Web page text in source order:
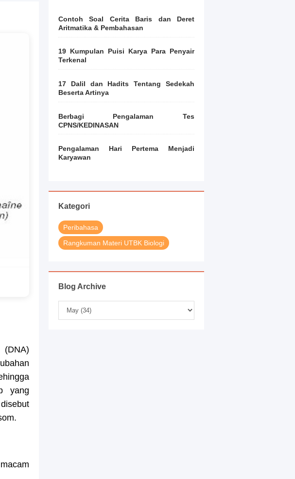
(DNA)
yang
Contoh Soal Cerita Baris dan Deret
Aritmatika & Pembahasan
19 Kumpulan Puisi Karya Para Penyair
Terkenal
17 Dalil dan Hadits Tentang Sedekah
Beserta Artinya
Berbagi Pengalaman Tes
CPNS/KEDINASAN
Pengalaman Hari Pertema Menjadi
Karyawan
Kategori
Peribahasa
Rangkuman Materi UTBK Biologi
Blog Archive